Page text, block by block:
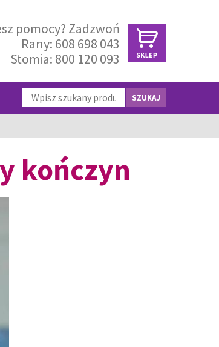
pomocy? Zadzwoń
Rany: 608 698 043
Stomia: 800 120 093
SZUKAJ
kończyn